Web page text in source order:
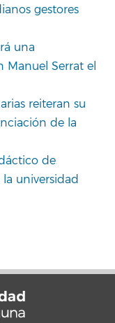
gestores
una
Manuel Serrat el
reiteran su
de la
de
universidad